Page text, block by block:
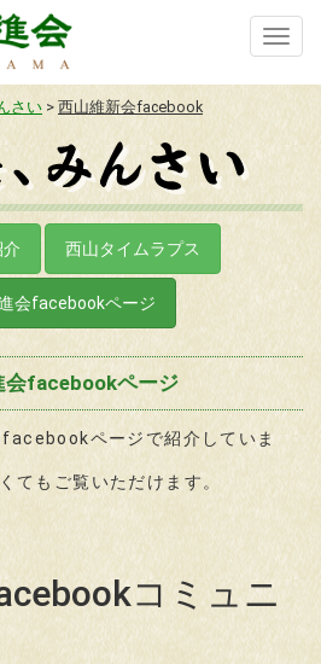
さい > 西山維新会facebook
介 西山タイムラプス
会facebookページ
会facebookページ
facebookページで紹介していま
てもご覧いただけます。
コミュニ